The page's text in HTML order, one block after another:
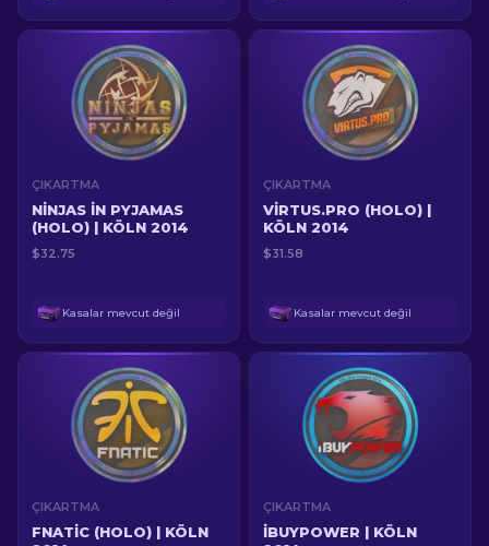
ÇIKARTMA
NINJAS IN PYJAMAS
(HOLO) | KÖLN 2014
$32.75
Kasalar mevcut değil
ÇIKARTMA
VIRTUS.PRO (HOLO) |
KÖLN 2014
$31.58
Kasalar mevcut değil
ÇIKARTMA
FNATIC (HOLO) | KÖLN
ÇIKARTMA
IBUYPOWER | KÖLN